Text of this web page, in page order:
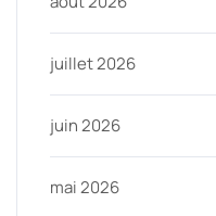
juillet 2026
juin 2026
mai 2026